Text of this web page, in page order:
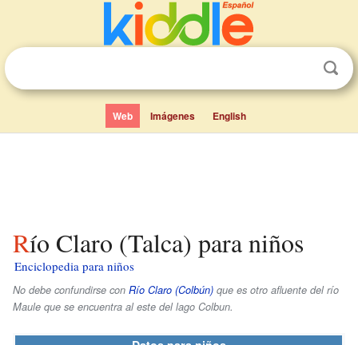
Web Imágenes English
Río Claro (Talca) para niños
Enciclopedia para niños
No debe confundirse con Río Claro (Colbún) que es otro afluente del río
Maule que se encuentra al este del lago Colbun.